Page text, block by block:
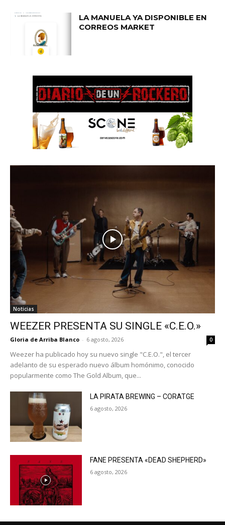
LA MANUELA YA DISPONIBLE EN
CORREOS MARKET
Noticias
WEEZER PRESENTA SU SINGLE «C.E.O.»
Gloria de Arriba Blanco - 6 agosto, 2026 0
Weezer ha publicado hoy su nuevo single "C.E.O.", el tercer
adelanto de su esperado nuevo álbum homónimo, conocido
popularmente como The Gold Album, que...
LA PIRATA BREWING – CORATGE
6 agosto, 2026
FANE PRESENTA «DEAD SHEPHERD»
6 agosto, 2026